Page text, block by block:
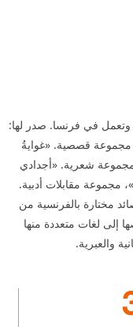
في فرنسا. صدر لها:
مجموعة قصصية. «غوايةُ
شعرية. «أجدادي
مجموعة مقابلات أدبية.
مختارة بالفرنسية من
إلى لغات متعددة منها
والعبرية.